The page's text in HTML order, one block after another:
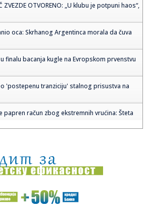
ZVEZDE OTVORENO: „U klubu je potpuni haos“,
oca: Skrhanog Argentinca morala da čuva
finalu bacanja kugle na Evropskom prvenstvu
'postepenu tranziciju' stalnog prisustva na
papren račun zbog ekstremnih vrućina: Šteta
ostavio američke saveznike u Aziji sa
kažnjen